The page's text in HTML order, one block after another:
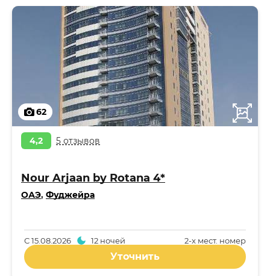
62
4,2 5 отзывов
Nour Arjaan by Rotana 4*
ОАЭ, Фуджейра
2-x мест. номер
С15.08.2026 12 ночей
Уточнить